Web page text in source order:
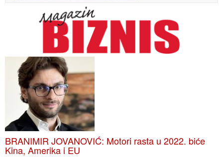
BRANIMIR JOVANOVIĆ: Motori rasta u 2022. biće
Kina, Amerika i EU